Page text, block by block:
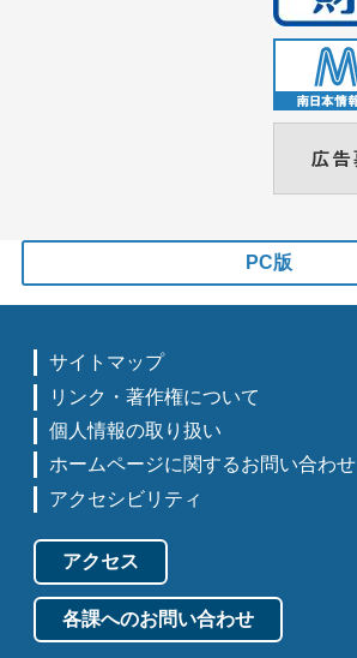
PC版
サイトマップ
リンク・著作権について
個人情報の取り扱い
ホームページに関するお問い合わせ
アクセシビリティ
アクセス
各課へのお問い合わせ